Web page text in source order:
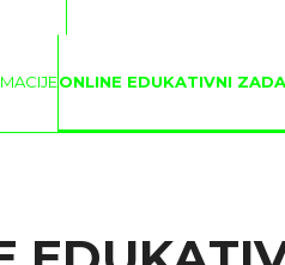
ONLINE EDUKATIVNI